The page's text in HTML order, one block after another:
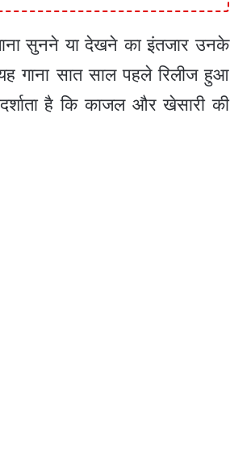
सुनने या देखने का इंतजार उनके
गाना सात साल पहले रिलीज हुआ
है कि काजल और खेसारी की